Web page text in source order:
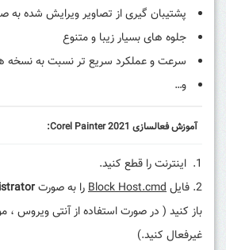
پشتیبان گیری از تصاویر ویرایش شده به
جلوه های بسیار زیبا و متنوع
سرعت و عملکرد سریع تر نسبت به نسخه
و…
آموزش فعالسازی Corel Painter 2021:
اینترنت را قطع کنید.
فایلBlock Host.cmdرا به صورت
باز کنید ( در صورت استفاده از آنتی ویروس ،
غیرفعال کنید.)